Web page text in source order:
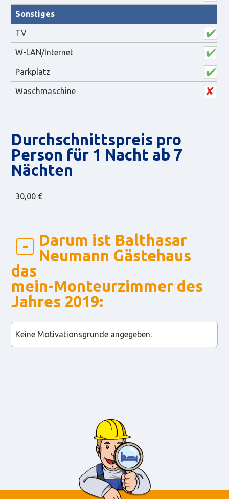
Sonstiges
TV
W-LAN/Internet
Parkplatz
Waschmaschine
Durch­schnitts­preis pro
Person für 1 Nacht ab 7
Nächten
30,00 €
Darum ist Balthasar
Neumann Gästehaus
das
mein-Monteurzimmer des
Jahres 2019:
Keine Motivationsgründe angegeben.